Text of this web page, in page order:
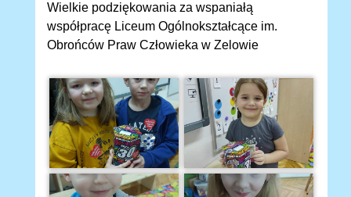
Wielkie podziękowania za wspaniałą
współpracę Liceum Ogólnokształcące im.
Obrońców Praw Człowieka w Zelowie